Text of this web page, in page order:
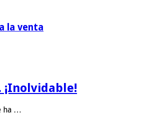
la venta
¡Inolvidable!
ha …